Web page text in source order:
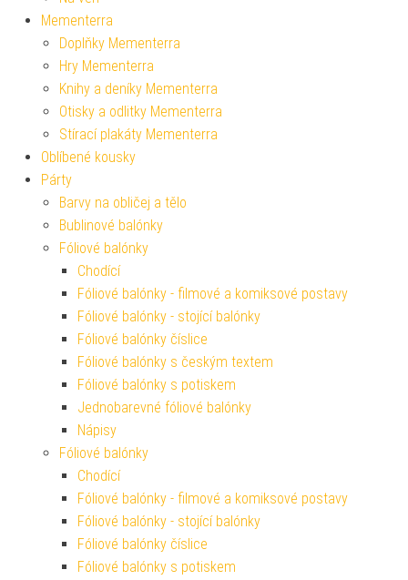
Mementerra
Doplňky Mementerra
Hry Mementerra
Knihy a deníky Mementerra
Otisky a odlitky Mementerra
Stírací plakáty Mementerra
Oblíbené kousky
Párty
Barvy na obličej a tělo
Bublinové balónky
Fóliové balónky
Chodící
Fóliové balónky - filmové a komiksové postavy
Fóliové balónky - stojící balónky
Fóliové balónky číslice
Fóliové balónky s českým textem
Fóliové balónky s potiskem
Jednobarevné fóliové balónky
Nápisy
Fóliové balónky
Chodící
Fóliové balónky - filmové a komiksové postavy
Fóliové balónky - stojící balónky
Fóliové balónky číslice
Fóliové balónky s potiskem